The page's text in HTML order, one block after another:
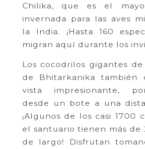
Chilika, que es el
invernada para las aves
la India. ¡Hasta 160
migran aquí durante los
Los cocodrilos gigantes de
de Bhitarkanika también
vista impresionante,
desde un bote a una
¡Algunos de los casi 1700
el santuario tienen más de
de largo! Disfrutan